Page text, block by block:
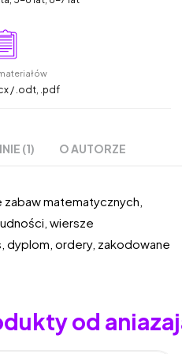
/ .odt, .pdf
(1) O AUTORZE
matematycznych,
wiersze
dyplom, ordery, zakodowane
od